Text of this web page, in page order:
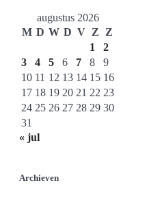
augustus 2026
M D W D V Z
Z
1
2
3
4 5 6 7 8
9
10 11 12 13 14 15 16
17 18 19 20 21 22 23
24 25 26 27 28 29 30
31
« jul
Archieven